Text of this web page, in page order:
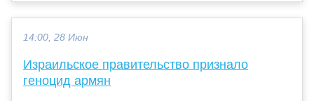
14:00, 28 Июн
Израильское правительство признало
геноцид армян